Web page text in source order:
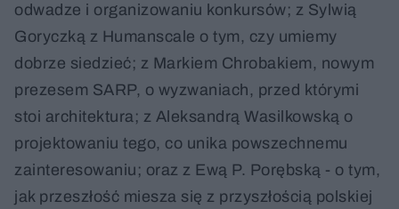
odwadze i organizowaniu konkursów; z Sylwią
Goryczką z Humanscale o tym, czy umiemy
dobrze siedzieć; z Markiem Chrobakiem, nowym
prezesem SARP, o wyzwaniach, przed którymi
stoi architektura; z Aleksandrą Wasilkowską o
projektowaniu tego, co unika powszechnemu
zainteresowaniu; oraz z Ewą P. Porębską - o tym,
jak przeszłość miesza się z przyszłością polskiej